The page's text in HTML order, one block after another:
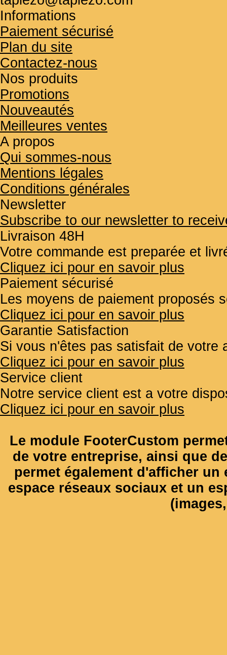
Informations
Paiement sécurisé
Plan du site
Contactez-nous
Nos produits
Promotions
Nouveautés
Meilleures ventes
A propos
Qui sommes-nous
Mentions légales
Conditions générales
Newsletter
Subscribe to our newsletter to
Livraison 48H
Votre commande est preparée et
Cliquez ici pour en savoir plus
Paiement sécurisé
Les moyens de paiement proposés
Cliquez ici pour en savoir plus
Garantie Satisfaction
Si vous n'êtes pas satisfait de votre
Cliquez ici pour en savoir plus
Service client
Notre service client est a votre
Cliquez ici pour en savoir plus
Le module FooterCustom
de votre entreprise, ainsi que
permet également d'afficher
espace réseaux sociaux et un